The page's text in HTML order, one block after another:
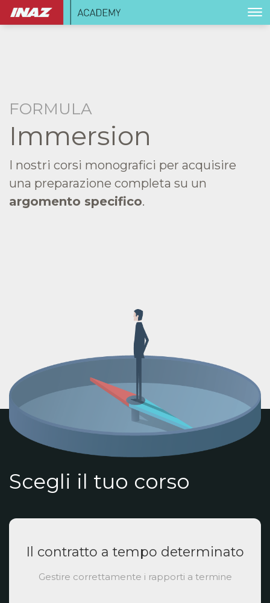
FORMULA
Immersion
I nostri corsi monografici per acquisire
una preparazione completa su un
argomento specifico.
Scegli il tuo corso
Il contratto a tempo determinato
Gestire correttamente i rapporti a termine